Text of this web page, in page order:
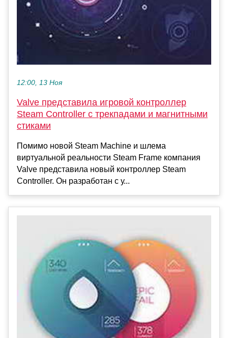
12:00, 13 Ноя
Valve представила игровой контроллер
Steam Controller с трекпадами и магнитными
стиками
Помимо новой Steam Machine и шлема
виртуальной реальности Steam Frame компания
Valve представила новый контроллер Steam
Controller. Он разработан с у...